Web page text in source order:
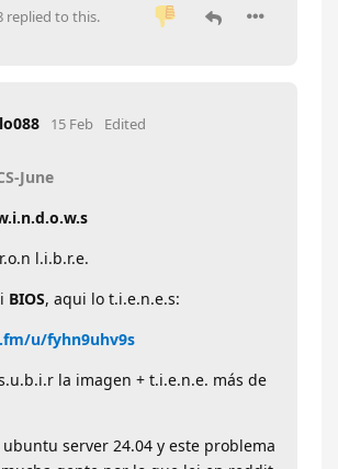
replied to this.
15 Feb Edited
June
l.i.b.r.e.
BIOS, aqui lo t.i.e.n.e.s:
u/fyhn9uhv9s
la imagen + t.i.e.n.e. más de
server 24.04 y este problema